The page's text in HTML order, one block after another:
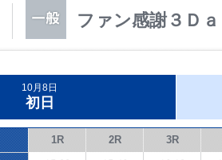
ファン感謝３Ｄ
10月8日
初日
1R 2R 3R